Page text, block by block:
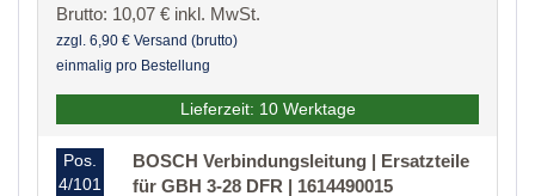
Brutto: 10,07 € inkl. MwSt.
zzgl. 6,90 € Versand (brutto)
einmalig pro Bestellung
Lieferzeit: 10 Werktage
Pos.
4/101
BOSCH Verbindungsleitung | Ersatzteile
für GBH 3-28 DFR | 1614490015